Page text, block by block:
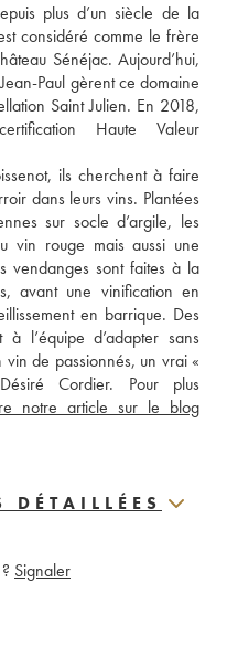
plus d’un siècle de la
considéré comme le frère
Sénéjac. Aujourd’hui,
Paul gèrent ce domaine
Saint Julien. En 2018,
Haute Valeur
ils cherchent à faire
dans leurs vins. Plantées
sur socle d’argile, les
vin rouge mais aussi une
vendanges sont faites à la
avant une vinification en
en barrique. Des
à l’équipe d’adapter sans
vin de passionnés, un vrai «
Cordier. Pour plus
notre article sur le blog
DÉTAILLÉES
Signaler